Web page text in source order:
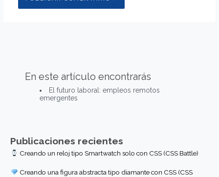
En este artículo encontrarás
El futuro laboral: empleos remotos
emergentes
Publicaciones recientes
Creando un reloj tipo Smartwatch solo con CSS (CSS Battle)
Creando una figura abstracta tipo diamante con CSS (CSS